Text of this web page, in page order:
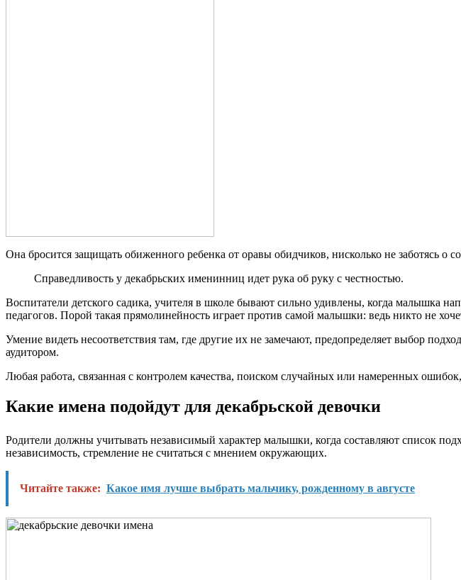
Она бросится защищать обиженного ребенка от оравы обидчиков, нисколько не заботясь о
Справедливость у декабрьских именинниц идет рука об руку с честностью.
Воспитатели детского садика, учителя в школе бывают сильно удивлены, когда малышка
педагогов. Порой такая прямолинейность играет против самой малышки: ведь никто не
Умение видеть несоответствия там, где другие их не замечают, предопределяет выбор
аудитором.
Любая работа, связанная с контролем качества, поиском случайных или намеренных
Какие имена подойдут для декабрьской девочки
Родители должны учитывать независимый характер малышки, когда составляют список
независимость, стремление не считаться с мнением окружающих.
Читайте также: Какое имя лучше выбрать мальчику, рожденному в августе